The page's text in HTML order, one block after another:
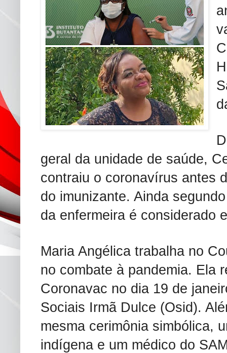
geral da unidade de saúde,
contraiu o coronavírus antes
do imunizante. Ainda
da enfermeira é considerado
Maria Angélica trabalha no
no combate à pandemia. Ela
Coronavac no dia 19 de
Sociais Irmã Dulce (Osid).
mesma cerimônia simbólica,
indígena e um médico do